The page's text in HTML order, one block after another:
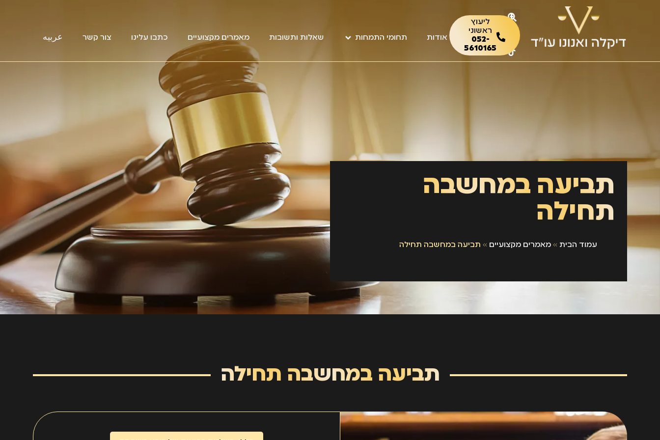
ליעוץ
ראשוני
052-
5610165
אודות תחומי התמחות שאלות ותשובות מאמרים מקצועיים כתבו עלינו צור קשר عربيه
תביעה במחשבה
תחילה
עמוד הבית» מאמרים מקצועיים » תביעה במחשבה תחילה
תביעה במחשבה תחילה